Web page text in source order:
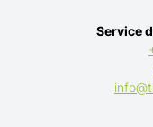
Service